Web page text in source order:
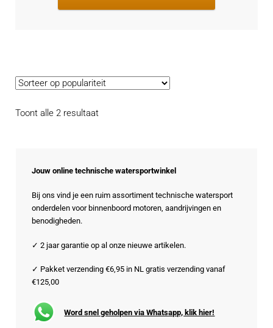
Toont alle 2 resultaatGesorteerd
Jouw online technische watersportwinkel
Bij ons vind je een ruim assortiment technische watersport
onderdelen voor binnenboord motoren, aandrijvingen en
benodigheden.
✓ 2 jaar garantie op al onze nieuwe artikelen.
✓ Pakket verzending €6,95 in NL gratis verzending vanaf
€125,00
Word snel geholpen via Whatsapp, klik hier!